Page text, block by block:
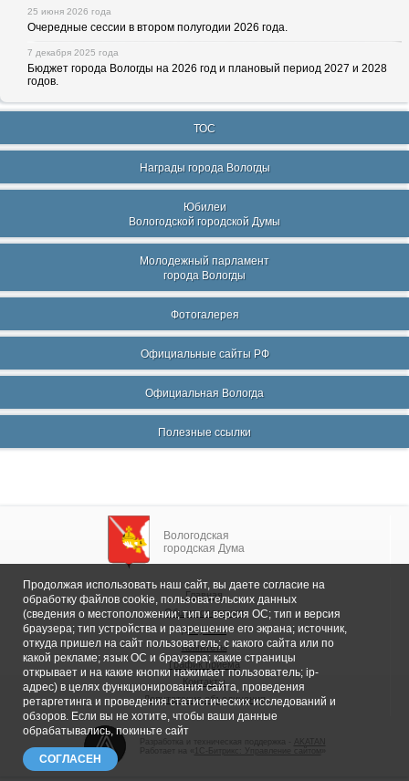
25 июня 2026 года
Очередные сессии в втором полугодии 2026 года.
7 декабря 2025 года
Бюджет города Вологды на 2026 год и плановый период 2027 и 2028
годов.
ТОС
Награды города Вологды
Юбилеи
Вологодской городской Думы
Молодежный парламент
города Вологды
Фотогалерея
Официальные сайты РФ
Официальная Вологда
Полезные ссылки
Вологодская
городская Дума
Главная
Общие сведения
Депутаты
Комитеты
График приема
Контакты
Депутатские объединения
1С-Битрикс: Управление сайтом
Продолжая использовать наш сайт, вы даете согласие на
обработку файлов cookie, пользовательских данных
(сведения о местоположении; тип и версия ОС; тип и версия
браузера; тип устройства и разрешение его экрана; источник,
откуда пришел на сайт пользователь; с какого сайта или по
какой рекламе; язык ОС и браузера; какие страницы
открывает и на какие кнопки нажимает пользователь; ip-
адрес) в целях функционирования сайта, проведения
ретаргетинга и проведения статистических исследований и
обзоров. Если вы не хотите, чтобы ваши данные
обрабатывались, покиньте сайт
СОГЛАСЕН